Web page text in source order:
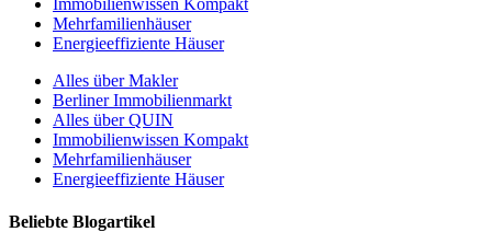
Mehrfamilienhäuser
Energieeffiziente Häuser
Alles über Makler
Berliner Immobilienmarkt
Alles über QUIN
Immobilienwissen Kompakt
Mehrfamilienhäuser
Energieeffiziente Häuser
Beliebte Blogartikel